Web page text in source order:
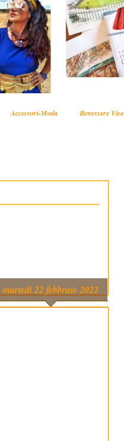
Accessori-Moda Benessere
martedì 22 febbraio 2022